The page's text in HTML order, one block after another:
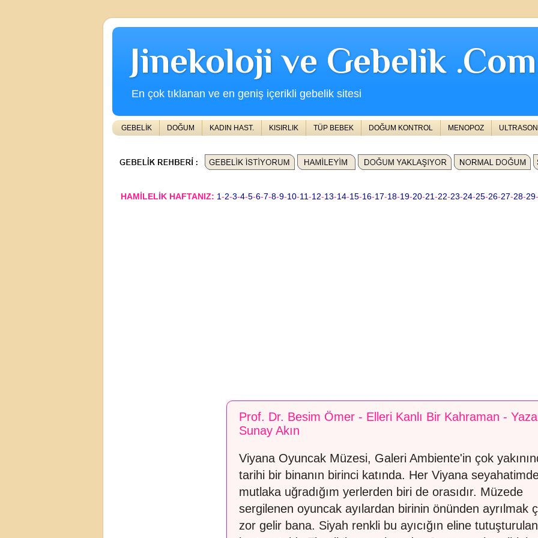
Jinekoloji ve Gebelik .Com
En çok tıklanan ve en geniş içerikli gebelik sitesi
GEBELİK DOĞUM KADIN HAST. KISIRLIK TÜP BEBEK DOĞUM KONTROL MENOPOZ ULTRASON
HAMİLELİK HAFTANIZ: 1 -2-3-4-5-6-7-8-9-10-11 -12-13-14-15-16-17-18-19-20-21 -22-23-24-25-26-27-28-29-
Prof. Dr. Besim Ömer - Elleri Kanlı Bir Kahraman -
Sunay Akın
Viyana Oyuncak Müzesi, Galeri Ambiente'in çok
tarihi bir binanın birinci katında. Her Viyana
mutlaka uğradığım yerlerden biri de orasıdır. Müzede
sergilenen oyuncak ayılardan birinin önünden ayrılmak
zor gelir bana. Siyah renkli bu ayıcığın eline tutuşturulan